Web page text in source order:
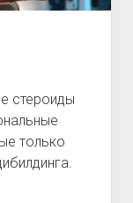
стероиды
только